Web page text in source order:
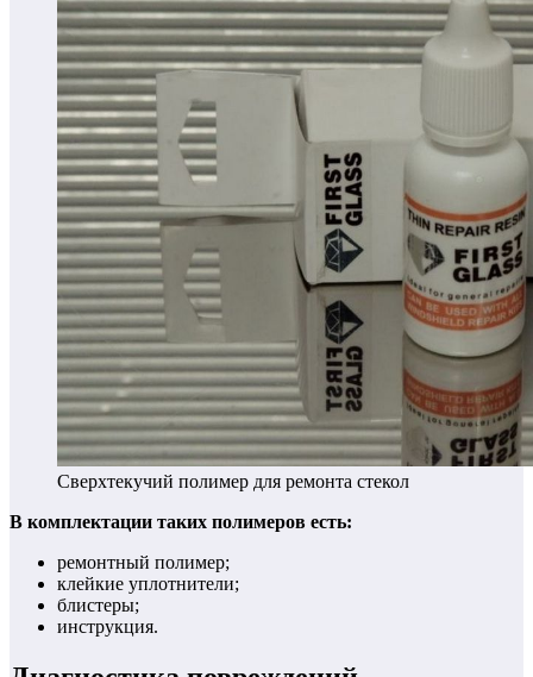
Сверхтекучий полимер для ремонта стекол
В комплектации таких полимеров есть:
ремонтный полимер;
клейкие уплотнители;
блистеры;
инструкция.